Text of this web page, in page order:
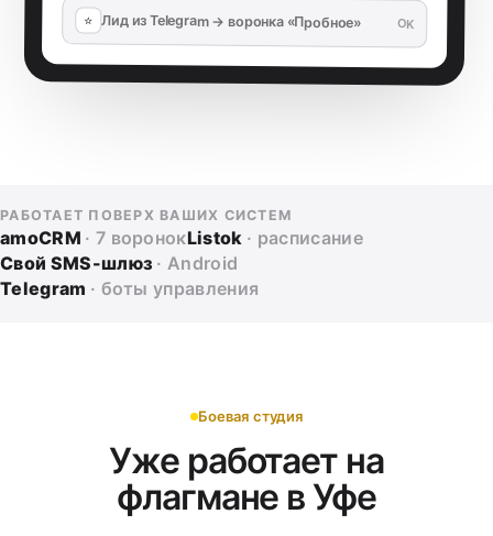
⭐ Лид из Telegram → воронка «Пробное» OK
РАБОТАЕТ ПОВЕРХ ВАШИХ СИСТЕМ
amoCRM · 7 воронокListok · расписание
Свой SMS-шлюз · Android
Telegram · боты управления
Боевая студия
Уже работает на
флагмане в Уфе